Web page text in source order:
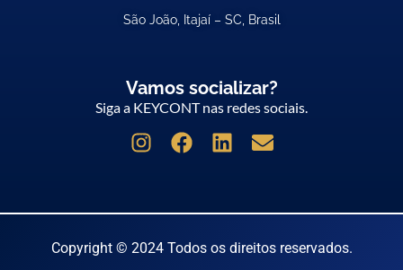
São João, Itajaí – SC, Brasil
Vamos socializar?
Siga a KEYCONT nas redes sociais.
Copyright © 2024 Todos os direitos reservados.